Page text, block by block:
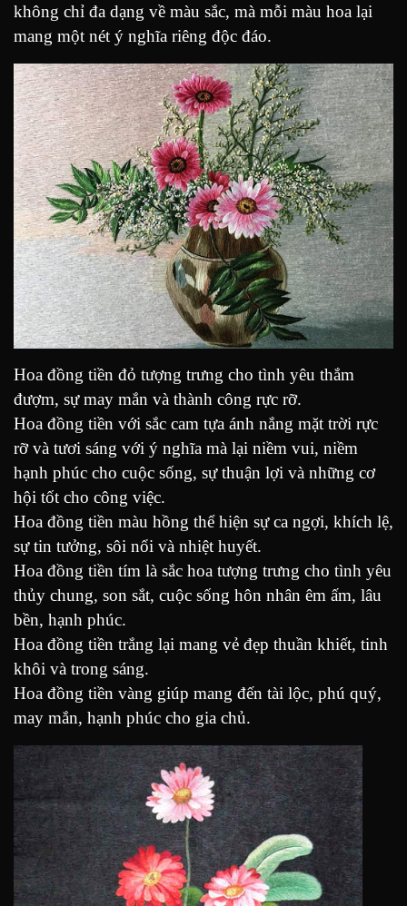
không chỉ đa dạng về màu sắc, mà mỗi màu hoa lại
mang một nét ý nghĩa riêng độc đáo.
Hoa đồng tiền đỏ tượng trưng cho tình yêu thắm
đượm, sự may mắn và thành công rực rỡ.
Hoa đồng tiền với sắc cam tựa ánh nắng mặt trời rực
rỡ và tươi sáng với ý nghĩa mà lại niềm vui, niềm
hạnh phúc cho cuộc sống, sự thuận lợi và những cơ
hội tốt cho công việc.
Hoa đồng tiền màu hồng thể hiện sự ca ngợi, khích lệ,
sự tin tưởng, sôi nổi và nhiệt huyết.
Hoa đồng tiền tím là sắc hoa tượng trưng cho tình yêu
thủy chung, son sắt, cuộc sống hôn nhân êm ấm, lâu
bền, hạnh phúc.
Hoa đồng tiền trắng lại mang vẻ đẹp thuần khiết, tinh
khôi và trong sáng.
Hoa đồng tiền vàng giúp mang đến tài lộc, phú quý,
may mắn, hạnh phúc cho gia chủ.